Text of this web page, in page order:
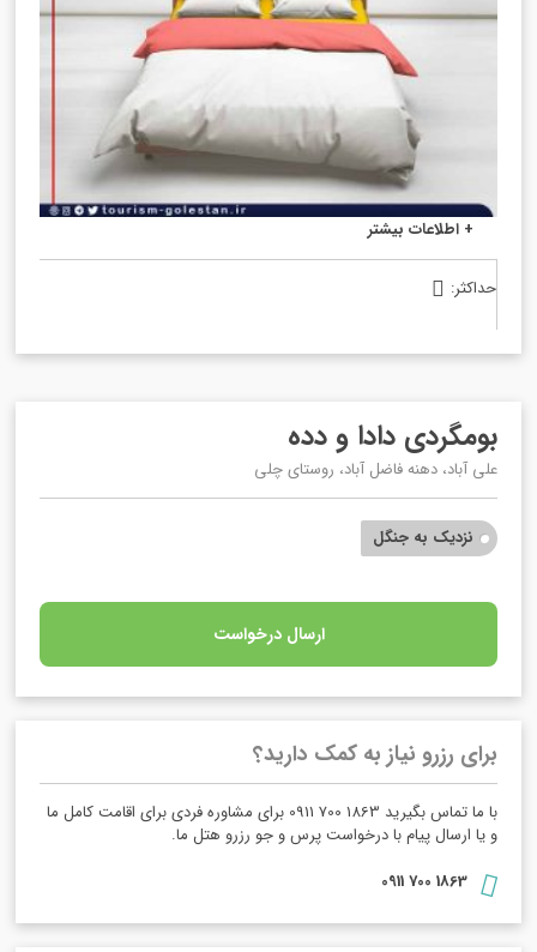
بومگردی دادا و دده – اتاق 50 متری
+ اطلاعات بیشتر
حداکثر: 
بومگردی دادا و دده
علی آباد، دهنه فاضل آباد، روستای چلی
نزدیک به جنگل
ارسال درخواست
برای رزرو نیاز به کمک دارید؟
با ما تماس بگیرید 1863 700 0911 برای مشاوره فردی برای اقامت کامل ما
و یا ارسال پیام با درخواست پرس و جو رزرو هتل ما.
1863 700 0911